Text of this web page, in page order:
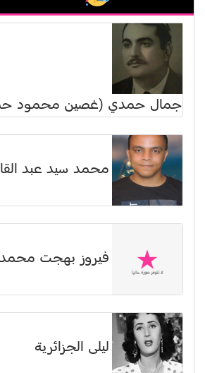
جمال حمدي (غصين محمود
محمد سيد عبد
فيروز بهجت
ليلى الجزائرية